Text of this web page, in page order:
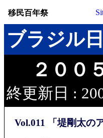
移民百年祭
ブラジル
２００
終更新日 :
Vol.011 「堤剛太の